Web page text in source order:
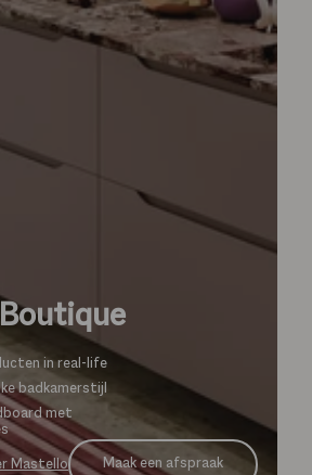
in real-life
badkamerstijl
met
Mastello Maak een afspraak